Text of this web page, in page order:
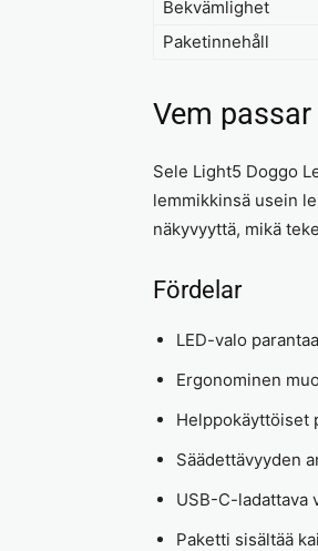
Bekvämlighet
Paketinnehåll
Vem
Sele Light5 Doggo
lemmikkinsä usein
näkyvyyttä, mikä
Fördelar
LED-valo
Ergonominen
Helppokäyttöiset
Säädettävyyden
USB-C-ladattava
Paketti sisältää